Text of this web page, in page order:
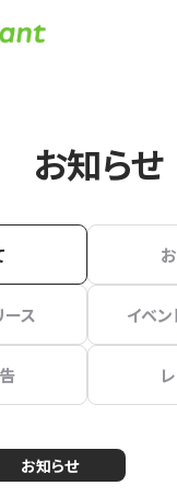
お知らせ
ース イベン
お知らせ